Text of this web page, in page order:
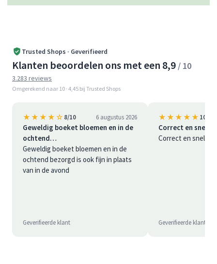
Trusted Shops · Geverifieerd
Klanten beoordelen ons met een 8,9 / 10
3.283 reviews
Omgerekend naar 10 · 4,45 bij Trusted Shops
★★★★☆ 8/10 6 augustus 2026
Geweldig boeket bloemen en in de
ochtend…
Geweldig boeket bloemen en in de
ochtend bezorgd is ook fijn in plaats
van in de avond
Geverifieerde klant
★★★★★ 10/10
Correct en snel
Correct en snel
Geverifieerde klant